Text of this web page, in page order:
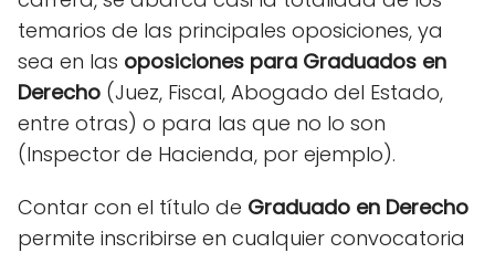
temarios de las principales oposiciones, ya
sea en las oposiciones para Graduados en
Derecho (Juez, Fiscal, Abogado del Estado,
entre otras) o para las que no lo son
(Inspector de Hacienda, por ejemplo).
Contar con el título de Graduado en Derecho
permite inscribirse en cualquier convocatoria